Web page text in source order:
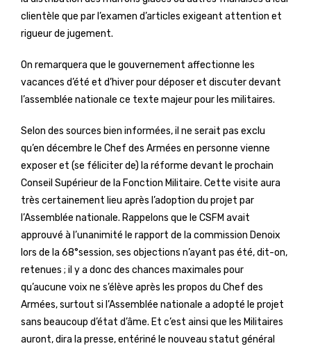
clientèle que par l’examen d’articles exigeant attention et
rigueur de jugement.
On remarquera que le gouvernement affectionne les
vacances d’été et d’hiver pour déposer et discuter devant
l’assemblée nationale ce texte majeur pour les militaires.
Selon des sources bien informées, il ne serait pas exclu
qu’en décembre le Chef des Armées en personne vienne
exposer et (se féliciter de) la réforme devant le prochain
Conseil Supérieur de la Fonction Militaire. Cette visite aura
très certainement lieu après l’adoption du projet par
l’Assemblée nationale. Rappelons que le CSFM avait
approuvé à l’unanimité le rapport de la commission Denoix
lors de la 68°session, ses objections n’ayant pas été, dit-on,
retenues ; il y a donc des chances maximales pour
qu’aucune voix ne s’élève après les propos du Chef des
Armées, surtout si l’Assemblée nationale a adopté le projet
sans beaucoup d’état d’âme. Et c’est ainsi que les Militaires
auront, dira la presse, entériné le nouveau statut général